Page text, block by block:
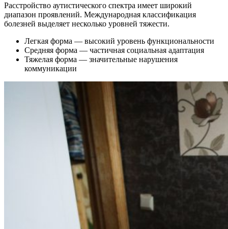
Расстройство аутистического спектра имеет широкий
диапазон проявлений. Международная классификация
болезней выделяет несколько уровней тяжести.
Легкая форма — высокий уровень функциональности
Средняя форма — частичная социальная адаптация
Тяжелая форма — значительные нарушения
коммуникации